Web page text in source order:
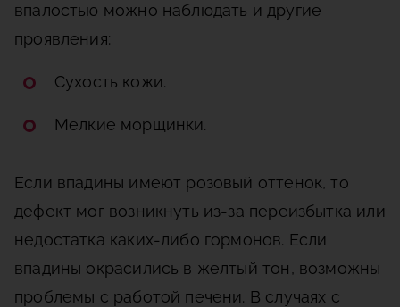
впалостью можно наблюдать и другие
проявления:
Сухость кожи.
Мелкие морщинки.
Если впадины имеют розовый оттенок, то
дефект мог возникнуть из-за переизбытка или
недостатка каких-либо гормонов. Если
впадины окрасились в желтый тон, возможны
проблемы с работой печени. В случаях с